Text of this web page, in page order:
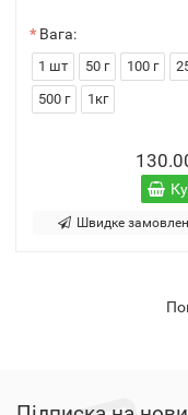
Вага:
1 шт 50 г 100 г
500 г
1кг
Швидке